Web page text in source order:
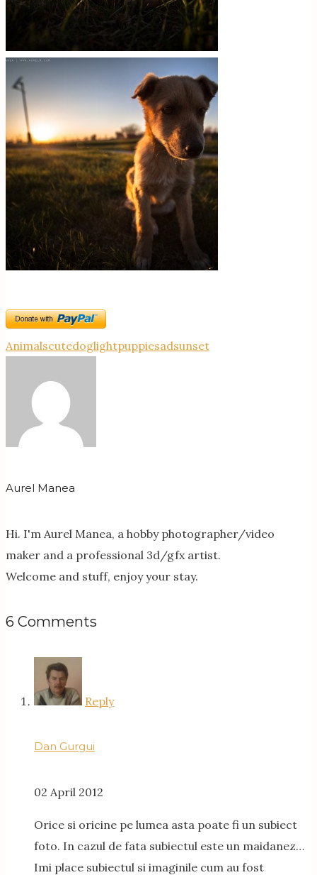
Animalscutedoglightpuppiesadsunset
Aurel Manea
Hi. I'm Aurel Manea, a hobby photographer/video
maker and a professional 3d/gfx artist.
Welcome and stuff, enjoy your stay.
6 Comments
Reply
Dan Gurgui
02 April 2012
Orice si oricine pe lumea asta poate fi un subiect
foto. In cazul de fata subiectul este un maidanez…
Imi place subiectul si imaginile cum au fost